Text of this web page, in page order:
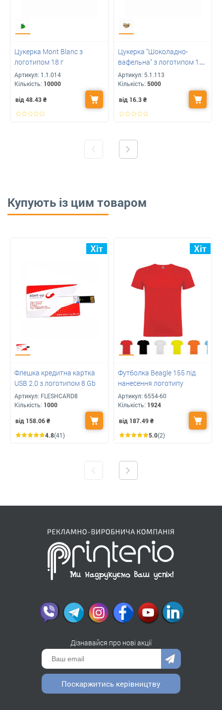
Цукерка Mont Blanc з
логотипом 18 г
Артикул: 1.1.014
Кількість: 10000
від 48.43₴
Цукерка "Шоколадно-
вафельна" з логотипом 10 г
крафт
Артикул: 5.1.113
Кількість: 5000
від 16.3₴
Купують із цим товаром
Флешка кредитна картка
USB 2.0 з логотипом 8 Gb
Артикул: FLESHCARD8
Кількість: 1000
від 158.06₴
4.8(41)
Футболка Beagle 155 під
нанесення логотипу
Артикул: 6554-60
Кількість: 1924
від 187.49₴
5.0(2)
Дізнавайся про нові акції
Поскаржитись керівництву